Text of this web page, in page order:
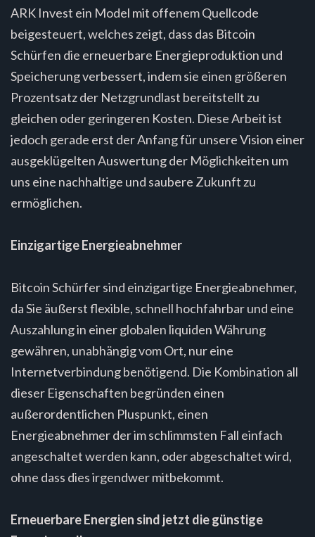
ARK Invest ein Model mit offenem Quellcode
beigesteuert, welches zeigt, dass das Bitcoin
Schürfen die erneuerbare Energieproduktion und
Speicherung verbessert, indem sie einen größeren
Prozentsatz der Netzgrundlast bereitstellt zu
gleichen oder geringeren Kosten. Diese Arbeit ist
jedoch gerade erst der Anfang für unsere Vision einer
ausgeklügelten Auswertung der Möglichkeiten um
uns eine nachhaltige und saubere Zukunft zu
ermöglichen.
Einzigartige Energieabnehmer
Bitcoin Schürfer sind einzigartige Energieabnehmer,
da Sie äußerst flexible, schnell hochfahrbar und eine
Auszahlung in einer globalen liquiden Währung
gewähren, unabhängig vom Ort, nur eine
Internetverbindung benötigend. Die Kombination all
dieser Eigenschaften begründen einen
außerordentlichen Pluspunkt, einen
Energieabnehmer der im schlimmsten Fall einfach
angeschaltet werden kann, oder abgeschaltet wird,
ohne dass dies irgendwer mitbekommt.
Erneuerbare Energien sind jetzt die günstige